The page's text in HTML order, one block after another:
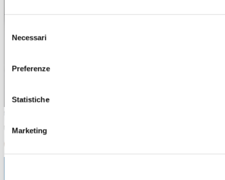
delNecessari
Preferenze
Statistiche
Marketing